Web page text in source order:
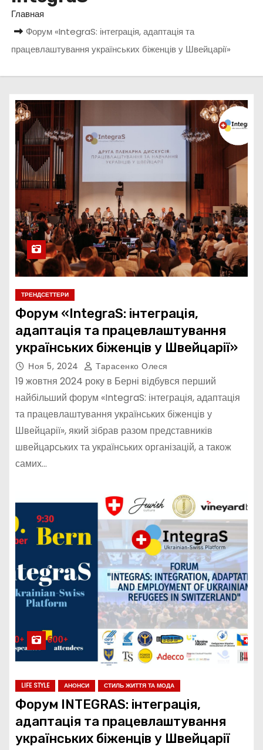
Главная
Форум «IntegraS: інтеграція, адаптація та
працевлаштування українських біженців у Швейцарії»
ТРЕНДСЕТТЕРИ
Форум «IntegraS: інтеграція,
адаптація та працевлаштування
українських біженців у Швейцарії»
Ноя 5, 2024 Тарасенко Олеся
19 жовтня 2024 року в Берні відбувся перший
найбільший форум «IntegraS: інтеграція, адаптація
та працевлаштування українських біженців у
Швейцарії», який зібрав разом представників
швейцарських та українських організацій, а також
самих…
LIFE STYLE АНОНСИ СТИЛЬ ЖИТТЯ ТА МОДА
Форум INTEGRAS: інтеграція,
адаптація та працевлаштування
українських біженців у Швейцарії